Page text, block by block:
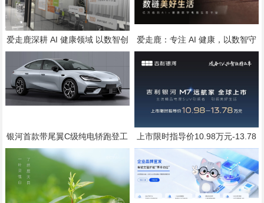
爱走鹿深耕 AI 健康领域 以数智创
新，赋能全民健康
爱走鹿：专注 AI 健康，以数智守
护全民日常健康生活
银河首款带尾翼C级纯电轿跑登工
信部公告，代号银河“TT”，配置标
准直指20万级
上市限时指导价10.98万元-13.78
万元